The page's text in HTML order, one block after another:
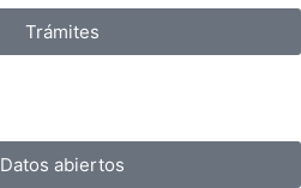
Trámites
Datos abiertos